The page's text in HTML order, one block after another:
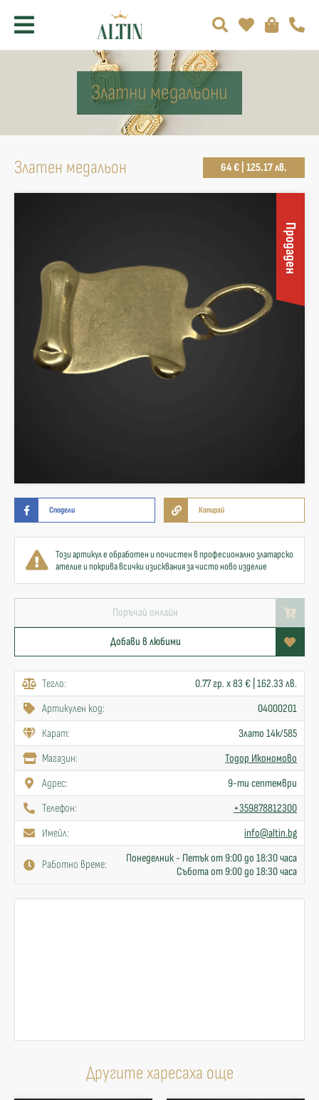
Златни медальони
Златен медальон 64 € | 125.17 лв.
Продаден
Сподели Копирай
Този артикул е обработен и почистен в професионално златарско
ателие и покрива всички изисквания за чисто ново изделие
Поръчай онлайн
Добави в любими
Тегло:
0.77 гр. x 83 € | 162.33 лв.
Артикулен код:
04000201
Карат:
Злато 14к/585
Mагазин:
Тодор Икономово
Адрес:
9-ти септември
Телефон:
+359878812300
Имейл:
info@altin.bg
Работно време:
Понеделник - Петък от 9:00 до 18:30 часа
Събота от 9:00 до 18:30 часа
Другите харесаха още